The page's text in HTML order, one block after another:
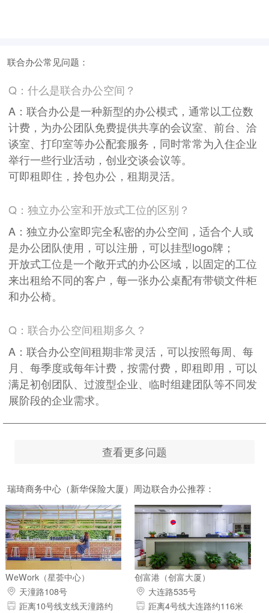
联合办公常见问题：
Q：什么是联合办公空间？
A：联合办公是一种新型的办公模式，通常以工位数
计费，为办公团队免费提供共享的会议室、前台、洽
谈室、打印室等办公配套服务，同时常常为入住企业
举行一些行业活动，创业交谈会议等。
可即租即住，拎包办公，租期灵活。
Q：独立办公室和开放式工位的区别？
A：独立办公室即完全私密的办公空间，适合个人或
是办公团队使用，可以注册，可以挂型logo牌；
开放式工位是一个敞开式的办公区域，以固定的工位
来出租给不同的客户，每一张办公桌配有带锁文件柜
和办公椅。
Q：联合办公空间租期多久？
A：联合办公空间租期非常灵活，可以按照每周、每
月、每季度或每年计费，按需付费，即租即用，可以
满足初创团队、过渡型企业、临时组建团队等不同发
展阶段的企业需求。
查看更多问题
瑞琦商务中心（新华保险大厦）周边联合办公推荐：
WeWork（星荟中心）
天潼路108号
距离10号线支线天潼路约
创富港（创富大厦）
大连路535号
距离4号线大连路约116米